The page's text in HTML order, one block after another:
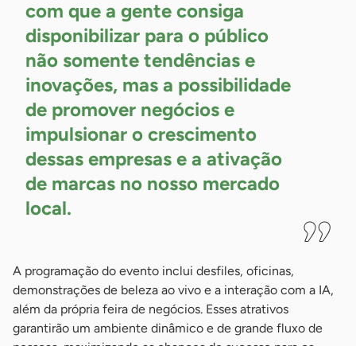
com que a gente consiga
disponibilizar para o público
não somente tendências e
inovações, mas a possibilidade
de promover negócios e
impulsionar o crescimento
dessas empresas e a ativação
de marcas no nosso mercado
local.
A programação do evento inclui desfiles, oficinas,
demonstrações de beleza ao vivo e a interação com a IA,
além da própria feira de negócios. Esses atrativos
garantirão um ambiente dinâmico e de grande fluxo de